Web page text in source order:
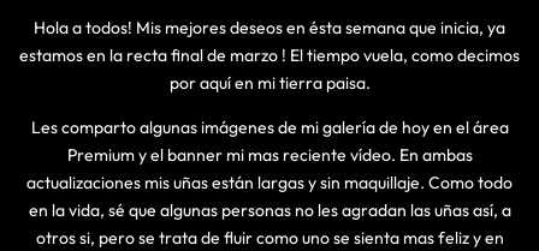
Hola a todos! Mis mejores deseos en ésta semana que inicia, ya
estamos en la recta final de marzo ! El tiempo vuela, como decimos
por aquí en mi tierra paisa.
Les comparto algunas imágenes de mi galería de hoy en el área
Premium y el banner mi mas reciente vídeo. En ambas
actualizaciones mis uñas están largas y sin maquillaje. Como todo
en la vida, sé que algunas personas no les agradan las uñas así, a
otros si, pero se trata de fluir como uno se sienta mas feliz y en